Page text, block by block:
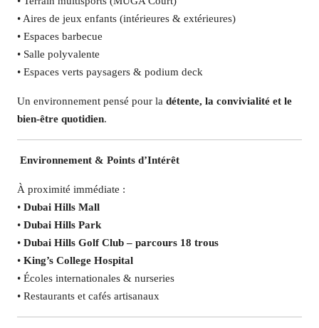
• Aires de jeux enfants (intérieures & extérieures)
• Espaces barbecue
• Salle polyvalente
• Espaces verts paysagers & podium deck
Un environnement pensé pour la détente, la convivialité et le
bien-être quotidien.
Environnement & Points d’Intérêt
À proximité immédiate :
• Dubai Hills Mall
• Dubai Hills Park
• Dubai Hills Golf Club – parcours 18 trous
• King’s College Hospital
• Écoles internationales & nurseries
• Restaurants et cafés artisanaux